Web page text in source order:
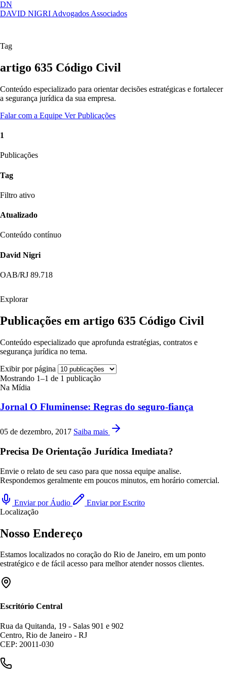
DN
DAVID NIGRI Advogados Associados
Artigos, sentenças, áreas de atuação,
Tag
artigo 635 Código Civil
Conteúdo especializado para orientar decisões estratégicas e fortalecer
a segurança jurídica da sua empresa.
Falar com a Equipe Ver Publicações
1
Publicações
Tag
Filtro ativo
Atualizado
Conteúdo contínuo
David Nigri
OAB/RJ 89.718
Explorar
Publicações em artigo 635 Código Civil
Conteúdo especializado que aprofunda estratégias, contratos e
segurança jurídica no tema.
Exibir por página
Mostrando 1–1 de 1 publicação
Na Mídia
Jornal O Fluminense: Regras do seguro-fiança
05 de dezembro, 2017 Saiba mais
Precisa De Orientação Jurídica Imediata?
Envie o relato de seu caso para que nossa equipe analise.
Respondemos geralmente em poucos minutos, em horário comercial.
Enviar por Áudio
Enviar por Escrito
Localização
Nosso Endereço
Estamos localizados no coração do Rio de Janeiro, em um ponto
estratégico e de fácil acesso para melhor atender nossos clientes.
Escritório Central
Rua da Quitanda, 19 - Salas 901 e 902
Centro, Rio de Janeiro - RJ
CEP: 20011-030